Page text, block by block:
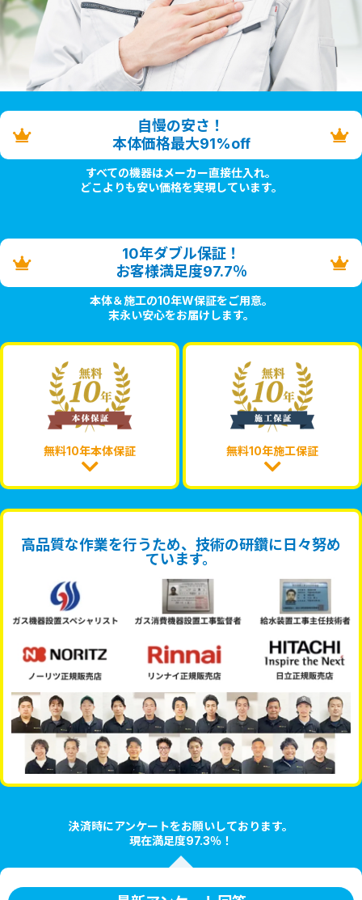
自慢の安さ！
本体価格最大91%off
すべての機器はメーカー直接仕入れ。
どこよりも安い価格を実現しています。
10年ダブル保証！
お客様満足度97.7％
本体＆施工の10年W保証をご用意。
末永い安心をお届けします。
無料10年本体保証 無料10年施工保証
高品質な作業を行うため、技術の研鑽に日々努め
ています。
決済時にアンケートをお願いしております。
現在満足度97.3％！